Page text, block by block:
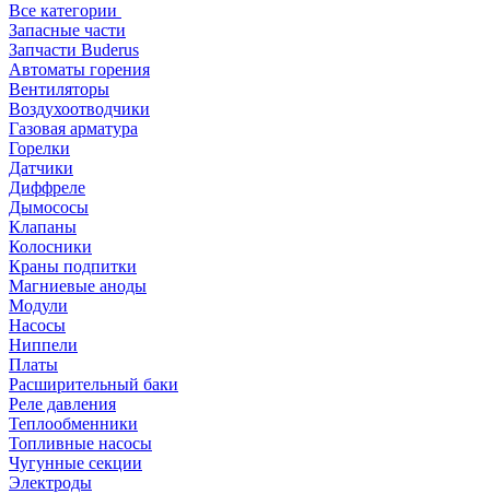
Все категории
Запасные части
Запчасти Buderus
Автоматы горения
Вентиляторы
Воздухоотводчики
Газовая арматура
Горелки
Датчики
Диффреле
Дымососы
Клапаны
Колосники
Краны подпитки
Магниевые аноды
Модули
Насосы
Ниппели
Платы
Расширительный баки
Реле давления
Теплообменники
Топливные насосы
Чугунные секции
Электроды